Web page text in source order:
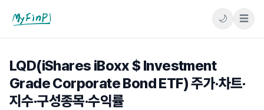
마이핀플
🌙 ☰
LQD(iShares iBoxx $ Investment
Grade Corporate Bond ETF) 주가·차트·
지수·구성종목·수익률